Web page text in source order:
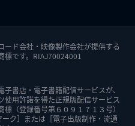
ード会社・映像製作会社が提供する
標です。RIAJ70024001
子書店・電子書籍配信サービスが、
使用許諾を得た正規版配信サービス
（登録番号第６０９１７１３号）
ク］または［電子出版制作・流通